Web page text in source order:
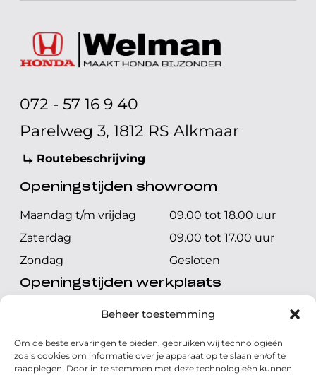
Beheer toestemming
Om de beste ervaringen te bieden, gebruiken wij technologieën
zoals cookies om informatie over je apparaat op te slaan en/of te
raadplegen. Door in te stemmen met deze technologieën kunnen
072 - 57 16 9 40
Parelweg 3, 1812 RS Alkmaar
Routebeschrijving
Openingstijden showroom
Maandag t/m vrijdag
09.00 tot 18.00 uur
Zaterdag
09.00 tot 17.00 uur
Zondag
Gesloten
Openingstijden werkplaats
Maandag t/m vrijdag
08.00 tot 17.00 uur
Zondag
Gesloten